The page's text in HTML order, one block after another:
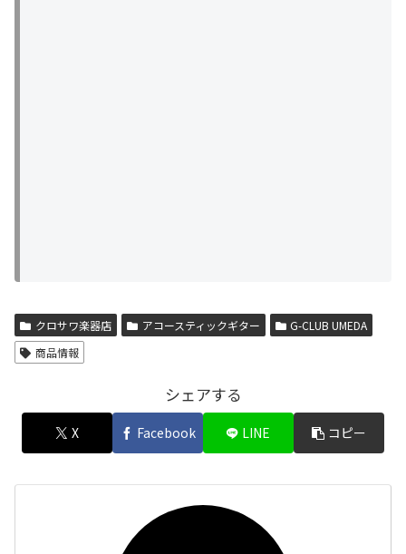
クロサワ楽器店 アコースティックギター
G-CLUB UMEDA
商品情報
シェアする
X Facebook LINE コピー